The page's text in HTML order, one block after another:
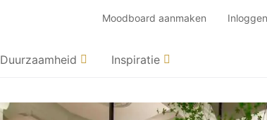
Moodboard aanmaken Inloggen
Duurzaamheid Inspiratie